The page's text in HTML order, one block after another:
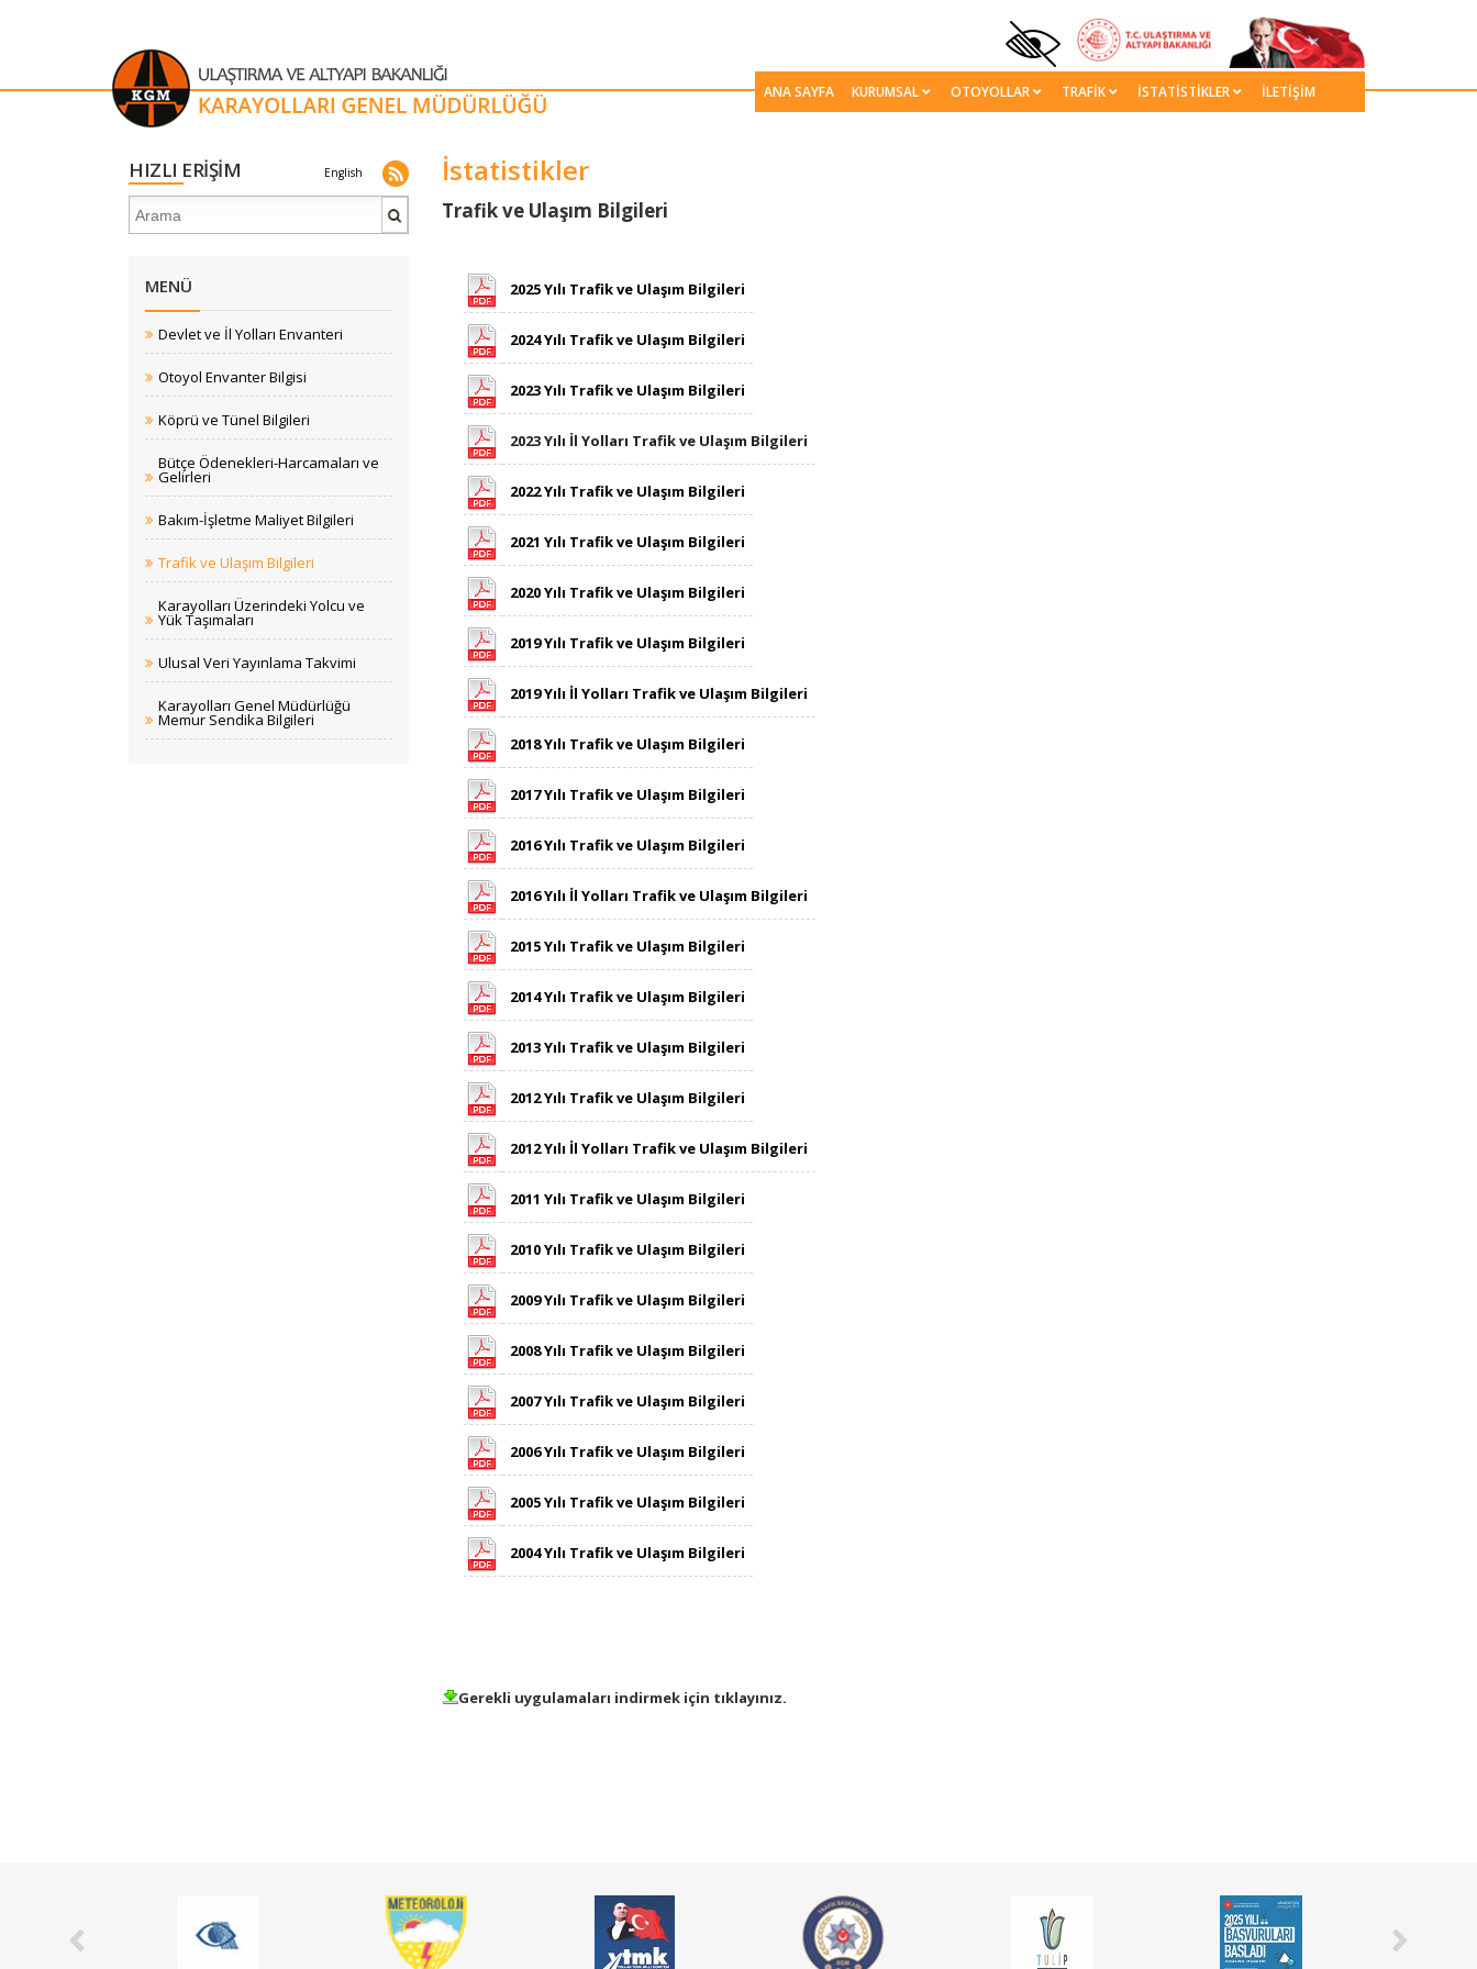
ANA SAYFA KURUMSAL OTOYOLLAR TRAFİK İSTATİSTİKLER İLETİŞİM
HIZLI ERİŞİM English
MENÜ
Devlet ve İl Yolları Envanteri
Otoyol Envanter Bilgisi
Köprü ve Tünel Bilgileri
Bütçe Ödenekleri-Harcamaları ve
Gelirleri
Bakım-İşletme Maliyet Bilgileri
Trafik ve Ulaşım Bilgileri
Karayolları Üzerindeki Yolcu ve
Yük Taşımaları
Ulusal Veri Yayınlama Takvimi
Karayolları Genel Müdürlüğü
Memur Sendika Bilgileri
İstatistikler
​​​​​​​​​​​​​​​Trafik ve Ulaşım Bilgileri
2025 Yılı Trafik ve Ulaşım Bilgileri
2024 Yılı Trafik ve Ulaşım Bilgileri
2023 Yılı Trafik ve Ulaşım Bilgileri
​​2023 Yılı​ İl Yolları Trafik ve Ulaşım Bilgileri​
2022 Yılı Trafik ve Ulaşım Bilgileri
2021 Yılı Trafik ve Ulaşım Bilgileri
2020 Yılı Trafik ve Ulaşım Bilgileri
2019 Yılı Trafik ve Ulaşım Bilgileri
​​2019 Yılı​ İl Yolları Trafik ve Ulaşım Bilgileri​​
2018 Yılı Trafik ve Ulaşım Bilgileri
2017 Yılı Trafik ve Ulaşım Bilgileri
2016 Yılı Trafik ve Ulaşım Bilgileri
2016 Yılı İl Yolları Trafik ve Ulaşım Bilgileri
2015 Yılı Trafik ve Ulaşım Bilgileri
2014 Yılı Trafik ve Ulaşım Bilgileri
2013 Yılı Trafik ve Ulaşım Bilgileri
2012 Yılı Trafik ve Ulaşım Bilgileri
2012 Yılı İl Yolları Trafik ve Ulaşım Bilgileri
2011 Yılı Trafik ve Ulaşım Bilgileri
2010 Yılı Trafik ve Ulaşım Bilgileri
2009 Yılı Trafik ve Ulaşım Bilgileri
2008 Yılı Trafik ve Ulaşım Bilgileri
2007 Yılı Trafik ve Ulaşım Bilgileri
2006 Yılı Trafik ve Ulaşım Bilgileri
2005 Yılı Trafik ve Ulaşım Bilgileri
2004 Yılı Trafik ve Ulaşım Bilgileri
Gerekli uygulamaları indirmek için tıklayınız.